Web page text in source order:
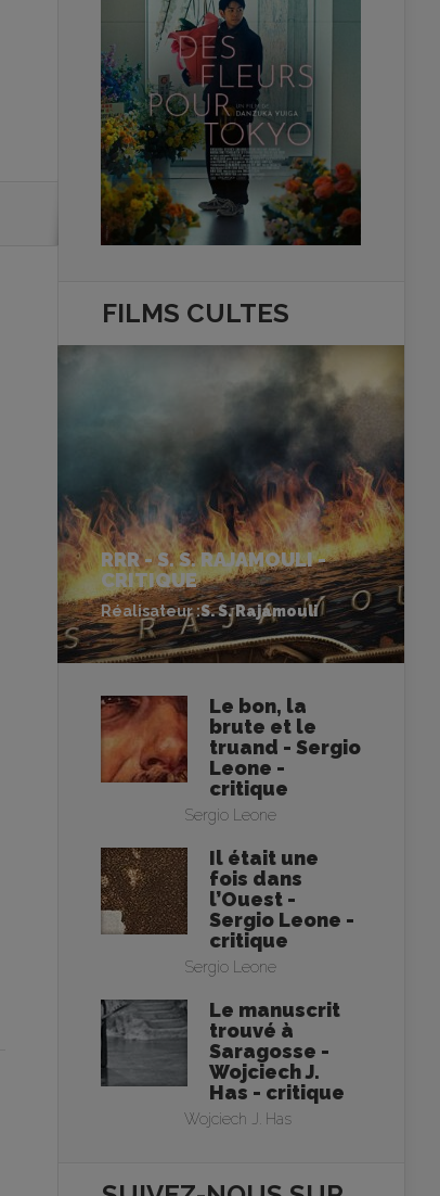
FILMS CULTES
RRR - S. S. RAJAMOULI -
CRITIQUE
Réalisateur :S. S. Rajamouli
Le bon, la
brute et le
truand - Sergio
Leone -
critique
Sergio Leone
Il était une
fois dans
l’Ouest -
Sergio Leone -
critique
Sergio Leone
Le manuscrit
trouvé à
Saragosse -
Wojciech J.
Has - critique
Wojciech J. Has